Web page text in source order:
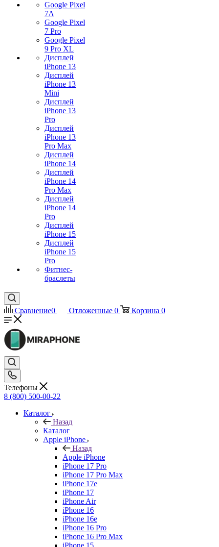
Google Pixel
7А
Google Pixel
7 Pro
Google Pixel
9 Pro XL
Дисплей
iPhone 13
Дисплей
iPhone 13
Mini
Дисплей
iPhone 13
Pro
Дисплей
iPhone 13
Pro Max
Дисплей
iPhone 14
Дисплей
iPhone 14
Pro Max
Дисплей
iPhone 14
Pro
Дисплей
iPhone 15
Дисплей
iPhone 15
Pro
Фитнес-
браслеты
Сравнение0 Отложенные 0 Корзина 0
Телефоны
8 (800) 500-00-22
Каталог
Назад
Каталог
Apple iPhone
Назад
Apple iPhone
iPhone 17 Pro
iPhone 17 Pro Max
iPhone 17e
iPhone 17
iPhone Air
iPhone 16
iPhone 16e
iPhone 16 Pro
iPhone 16 Pro Max
iPhone 15